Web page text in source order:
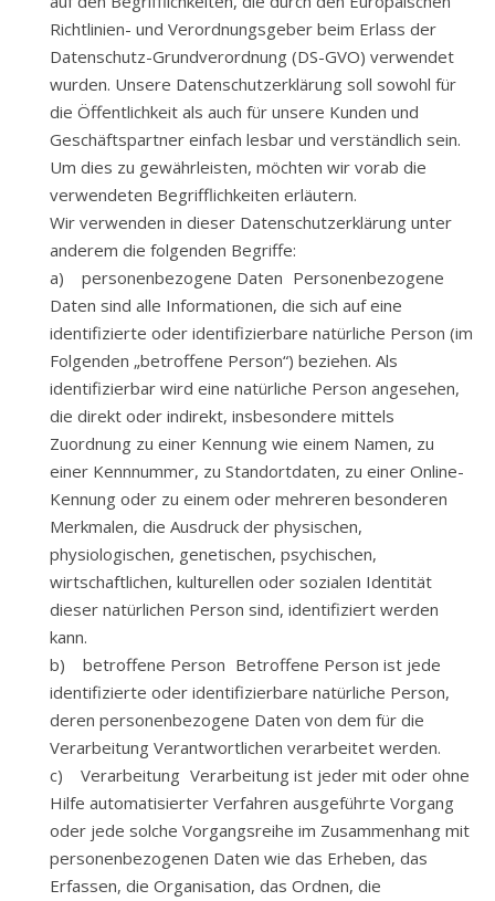
Richtlinien- und Verordnungsgeber beim Erlass der
Datenschutz-Grundverordnung (DS-GVO) verwendet
wurden. Unsere Datenschutzerklärung soll sowohl für
die Öffentlichkeit als auch für unsere Kunden und
Geschäftspartner einfach lesbar und verständlich sein.
Um dies zu gewährleisten, möchten wir vorab die
verwendeten Begrifflichkeiten erläutern.
Wir verwenden in dieser Datenschutzerklärung unter
anderem die folgenden Begriffe:
a) personenbezogene Daten Personenbezogene
Daten sind alle Informationen, die sich auf eine
identifizierte oder identifizierbare natürliche Person (im
Folgenden „betroffene Person“) beziehen. Als
identifizierbar wird eine natürliche Person angesehen,
die direkt oder indirekt, insbesondere mittels
Zuordnung zu einer Kennung wie einem Namen, zu
einer Kennnummer, zu Standortdaten, zu einer Online-
Kennung oder zu einem oder mehreren besonderen
Merkmalen, die Ausdruck der physischen,
physiologischen, genetischen, psychischen,
wirtschaftlichen, kulturellen oder sozialen Identität
dieser natürlichen Person sind, identifiziert werden
kann.
b) betroffene Person Betroffene Person ist jede
identifizierte oder identifizierbare natürliche Person,
deren personenbezogene Daten von dem für die
Verarbeitung Verantwortlichen verarbeitet werden.
c) Verarbeitung Verarbeitung ist jeder mit oder ohne
Hilfe automatisierter Verfahren ausgeführte Vorgang
oder jede solche Vorgangsreihe im Zusammenhang mit
personenbezogenen Daten wie das Erheben, das
Erfassen, die Organisation, das Ordnen, die